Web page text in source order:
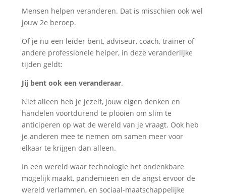
Mensen helpen veranderen. Dat is misschien ook wel
jouw 2e beroep.
Of je nu een leider bent, adviseur, coach, trainer of
andere professionele helper, in deze veranderlijke
tijden geldt:
Jij bent ook een veranderaar.
Niet alleen heb je jezelf, jouw eigen denken en
handelen voortdurend te plooien om slim te
anticiperen op wat de wereld van je vraagt. Ook heb
je anderen mee te nemen om samen meer voor
elkaar te krijgen dan alleen.
In een wereld waar technologie het ondenkbare
mogelijk maakt, pandemieën en de angst ervoor de
wereld verlammen, en sociaal-maatschappelijke